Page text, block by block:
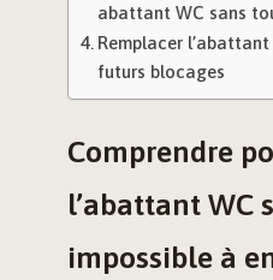
abattant WC sans
Remplacer
futurs blocages
Comprendre
l’abattant WC
impossible à